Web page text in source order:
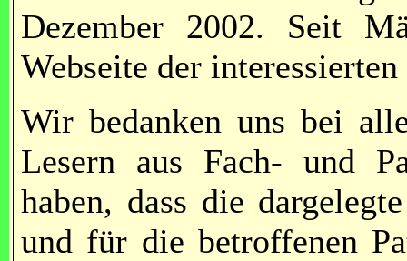
Dezember 2002. Seit
Webseite der
Wir bedanken uns bei
Lesern aus Fach- und
haben, dass die
und für die betroffenen